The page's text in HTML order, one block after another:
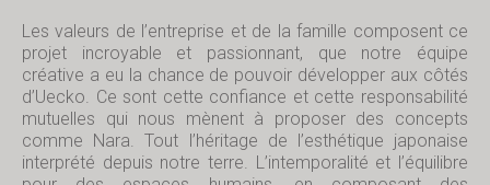
Les valeurs de l’entreprise et de la famille composent ce
projet incroyable et passionnant, que notre équipe
créative a eu la chance de pouvoir développer aux côtés
d’Uecko. Ce sont cette confiance et cette responsabilité
mutuelles qui nous mènent à proposer des concepts
comme Nara. Tout l’héritage de l’esthétique japonaise
interprété depuis notre terre. L’intemporalité et l’équilibre